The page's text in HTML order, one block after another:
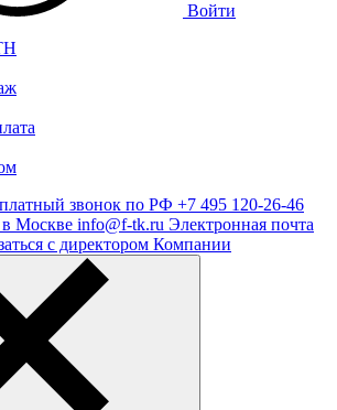
Войти
звонок по РФ +7 495 120-26-46
Москве info@f-tk.ru Электронная почта
с директором Компании